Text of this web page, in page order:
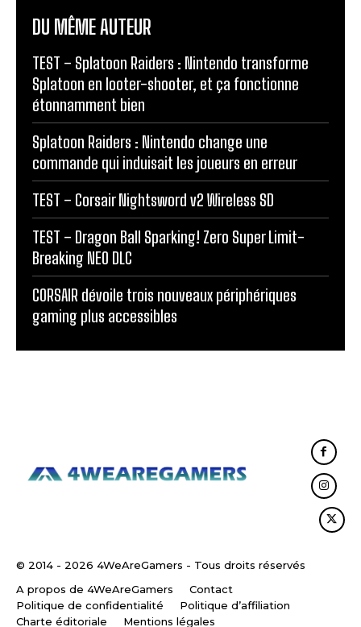
DU MÊME AUTEUR
TEST – Splatoon Raiders : Nintendo transforme
Splatoon en looter-shooter, et ça fonctionne
étonnamment bien
Splatoon Raiders : Nintendo change une
commande qui induisait les joueurs en erreur
TEST – Corsair Nightsword v2 Wireless SD
TEST – Dragon Ball Sparking! Zero Super Limit-
Breaking NEO DLC
CORSAIR dévoile trois nouveaux périphériques
gaming plus accessibles
© 2014 - 2026 4WeAreGamers - Tous droits réservés
A propos de 4WeAreGamers
Contact
Politique de confidentialité
Politique d’affiliation
Charte éditoriale
Mentions légales